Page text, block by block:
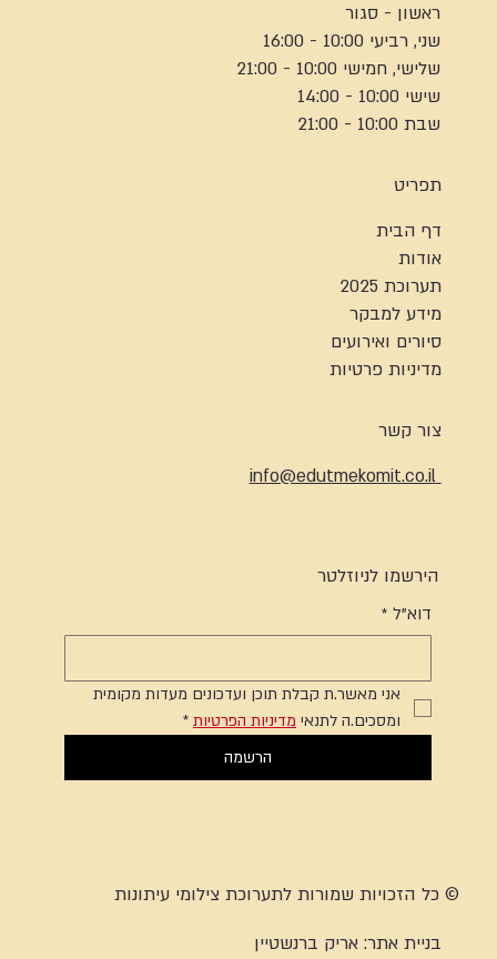
ראשון - סגור
שני, רביעי 10:00 - 16:00
שלישי, חמישי 10:00 - 21:00
שישי 10:00 - 14:00
שבת 10:00 - 21:00
תפריט
דף הבית
אודות
תערוכת 2025
מידע למבקר
סיורים ואירועים
מדיניות פרטיות
צור קשר
info@edutmekomit.co.il
הירשמו לניוזלטר
דוא"ל *
אני מאשר.ת קבלת תוכן ועדכונים מעדות מקומית
ומסכים.ה לתנאי מדיניות הפרטיות *
הרשמה
© כל הזכויות שמורות לתערוכת צילומי עיתונות
בניית אתר:אריק ברנשטיין